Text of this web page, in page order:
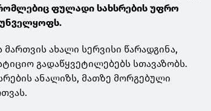
ფულადი სახსრების უფრო
ახალი სერვისი წარადგინა,
გადაწყვეტილებებს სთავაზობს.
ანალიზს, მათზე მორგებული